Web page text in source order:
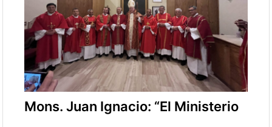
Mons. Juan Ignacio: “El Ministerio